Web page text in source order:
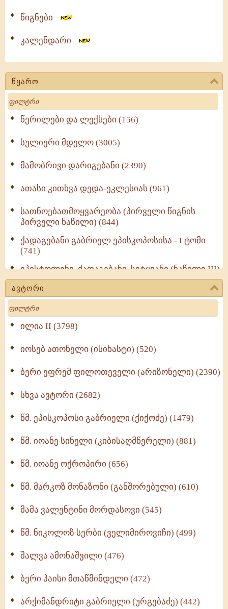
წიგნები
კალენდარი
წყარო
Search
წერილები და ლექსები (156)
სულიერი მდელო (3005)
მამობრივი დარიგებანი (2390)
ათასი კითხვა დედა-ეკლესიას (961)
სათნოებათმოყვარეობა (პირველი წიგნის
პირველი ნაწილი) (844)
ქადაგებანი გაბრიელ ეპისკოპოსისა - I ტომი
(741)
ეპისტოლენი, ქადაგებანი, სიტყვანი (ნაწილი III)
(723)
მოძღვრის ძალზე სასარგებლო რჩევები
მრევლისათვის (545)
Wisdomge (514)
ქადაგებანი გაბრიელ ეპისკოპოსისა - II ტომი
სულიერი ცხოვრების სახელმძღვანელო -
ნაწილი II (369)
ავტორი
Search
ილია II (3798)
იოსებ ათონელი (ისიხასტი) (520)
ბერი ეფრემ ფილოთეველი (არიზონელი) (2390)
სხვა ავტორი (2682)
წმ. ეპისკოპოსი გაბრიელი (ქიქოძე) (1479)
წმ. იოანე სინელი (კიბისაღმწერელი) (881)
წმ. იოანე ოქროპირი (656)
წმ. მარკოზ მონაზონი (განშორებული) (610)
მამა ვალენტინი მორდასოვი (545)
წმ. ნიკოლოზ სერბი (ველიმიროვიჩი) (499)
შალვა ამონაშვილი (476)
ბერი პაისი მთაწმინდელი (472)
არქიმანდრიტი გაბრიელი (ურგებაძე) (442)